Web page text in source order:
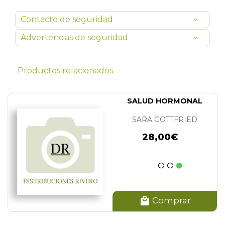
Contacto de seguridad
Advertencias de seguridad
Productos relacionados
SALUD HORMONAL
SARA GOTTFRIED
28,00€
Comprar